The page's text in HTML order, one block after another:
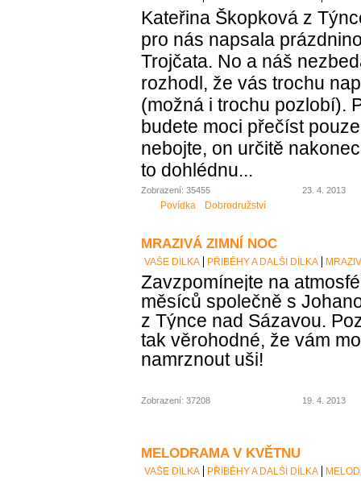
Kateřina Škopková z
pro nás napsala
Trojčata. No a náš
rozhodl, že vás trochu
(možná i trochu pozlobí).
budete moci přečíst
nebojte, on určitě
to dohlédnu...
Zobrazení: 35455 23. 4. 2013
Povídka Dobrodružství
MRAZIVÁ ZIMNÍ NOC
VAŠE DÍLKA PŘÍBĚHY A DALŠÍ DÍLKA
Zavzpomínejte na
měsíců společně s
z Týnce nad Sázavou.
tak věrohodné, že vám
namrznout uši!
Zobrazení: 37208 19. 4. 2013
MELODRAMA V KVĚTNU
VAŠE DÍLKA PŘÍBĚHY A DALŠÍ DÍLKA